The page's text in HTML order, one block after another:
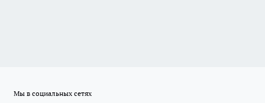
Мы в социальных сетях